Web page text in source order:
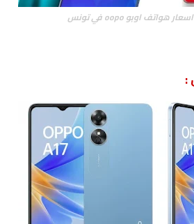
اسعار هواتف اوبو oopo في تونس